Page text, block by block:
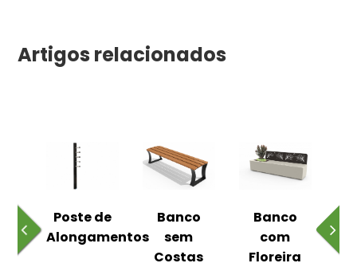
Artigos relacionados
Poste de
Alongamentos
Banco
sem
Costas
Banco
com
Floreira